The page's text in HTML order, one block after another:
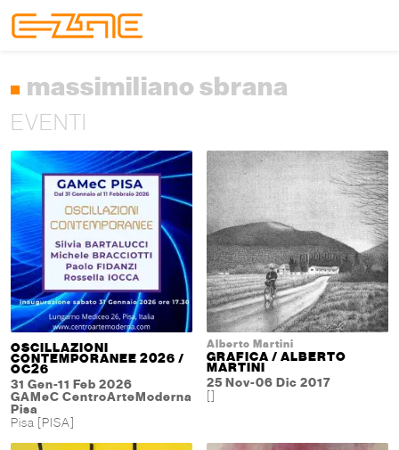
massimiliano sbrana
EVENTI
OSCILLAZIONI
CONTEMPORANEE 2026 /
OC26
31 Gen-11 Feb 2026
GAMeC CentroArteModerna
Pisa
Pisa [PISA]
Alberto Martini
GRAFICA / ALBERTO
MARTINI
25 Nov-06 Dic 2017
[]